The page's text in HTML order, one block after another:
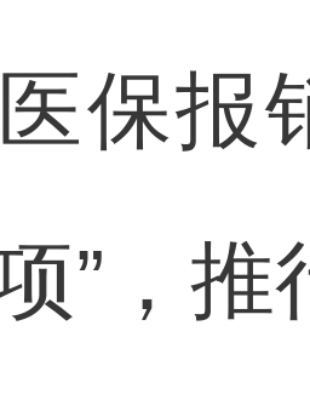
保报
”，